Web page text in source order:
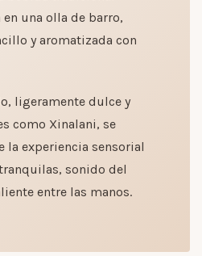
una olla de barro,
y aromatizada con
ligeramente dulce y
como Xinalani, se
la experiencia sensorial
sonido del
entre las manos.